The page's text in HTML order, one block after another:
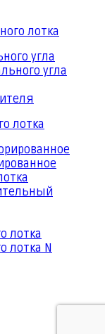
лотка
угла
угла
лотка
лотка
лотка N